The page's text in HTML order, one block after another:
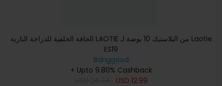
الحافة الخلفية للدراجة النارية LAOTIE من البلاستيك 10 بوصة لـ Laotie
ES19
Banggood
+ Upto 9.80% Cashback
USD 12.99